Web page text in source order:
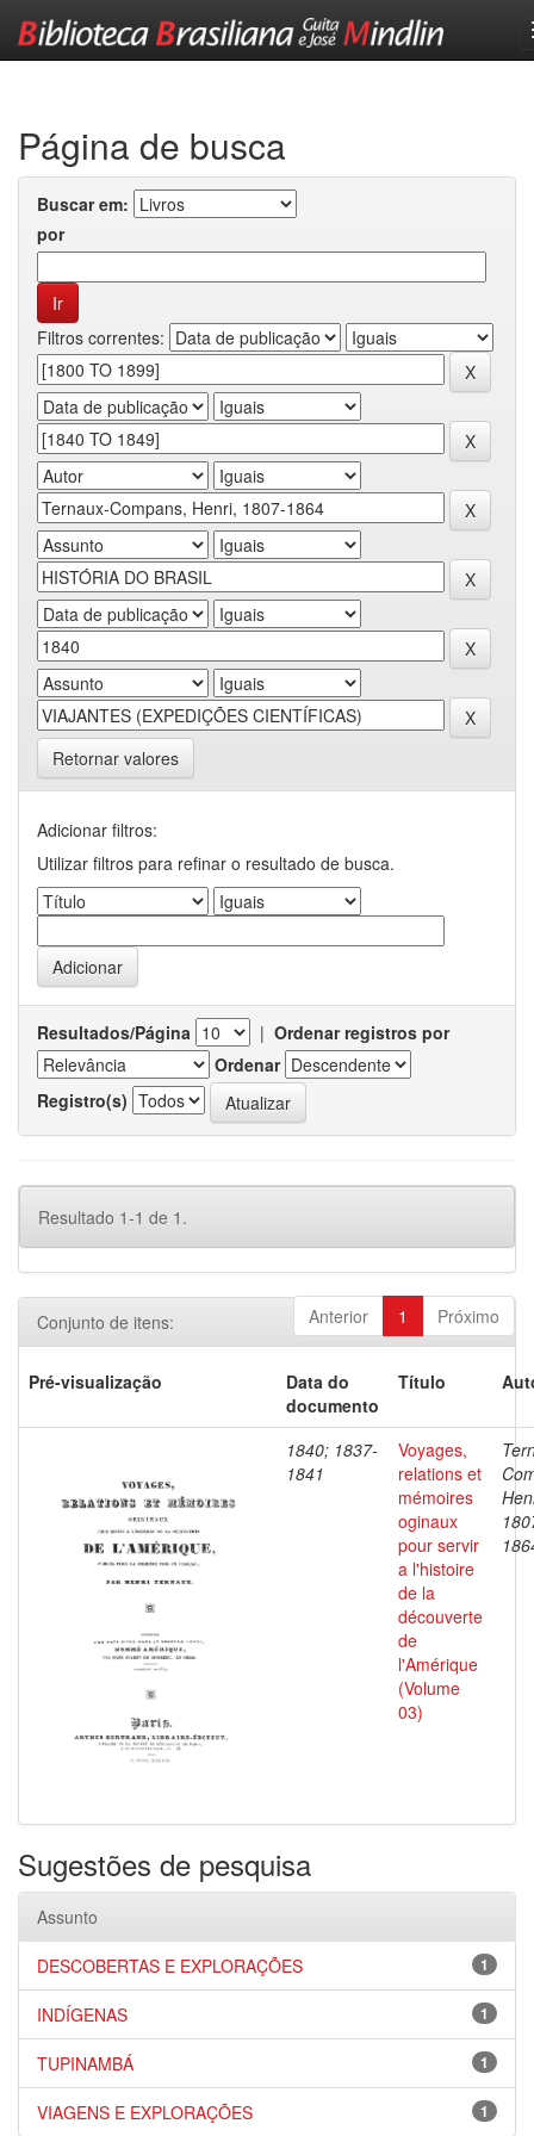
Página de busca
Buscar em:
por
Filtros correntes:
Retornar valores
Adicionar filtros:
Utilizar filtros para refinar o resultado de busca.
Resultados/Página | Ordenar registros por
Ordenar
Registro(s)
Resultado 1-1 de 1.
Anterior 1 Próximo
Conjunto de itens:
Pré-visualização
Data do
documento
Título
1840; 1837-
1841
Voyages,
relations et
mémoires
oginaux
pour servir
a l'histoire
de la
découverte
de
l'Amérique
(Volume
03)
Sugestões de pesquisa
Assunto
1
DESCOBERTAS E EXPLORAÇÕES
1
INDÍGENAS
1
TUPINAMBÁ
1
VIAGENS E EXPLORAÇÕES